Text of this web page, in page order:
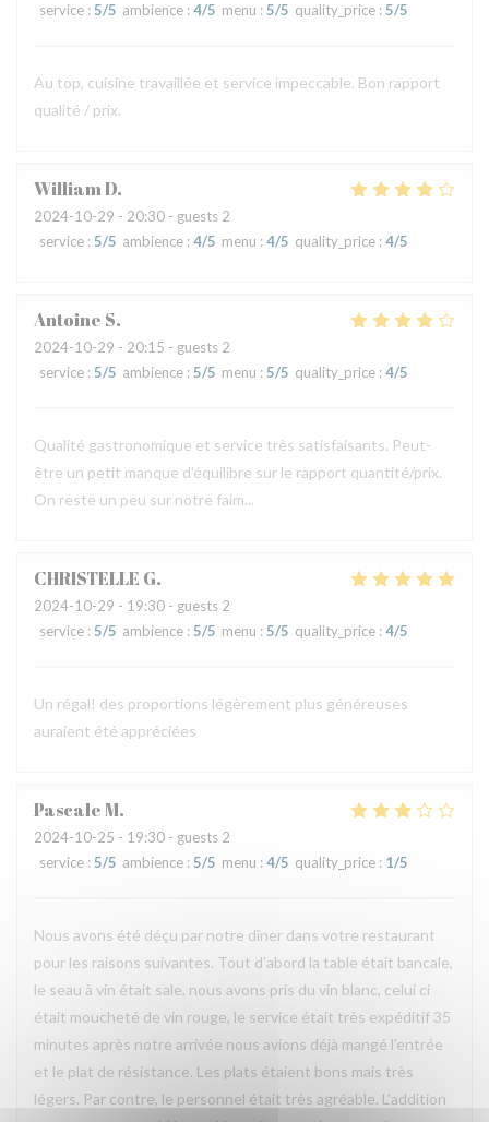
service : 5/5 ambience : 4/5 menu : 5/5 quality_price : 5/5
Au top, cuisine travaillée et service impeccable. Bon rapport
qualité / prix.
WilliamD
2024-10-29 - 20:30 - guests 2
service : 5/5 ambience : 4/5 menu : 4/5 quality_price : 4/5
Antoine S
2024-10-29 - 20:15 - guests 2
service : 5/5 ambience : 5/5 menu : 5/5 quality_price : 4/5
Qualité gastronomique et service très satisfaisants. Peut-
être un petit manque d'équilibre sur le rapport quantité/prix.
On reste un peu sur notre faim...
CHRISTELLE G
2024-10-29 - 19:30 - guests 2
service : 5/5 ambience : 5/5 menu : 5/5 quality_price : 4/5
Un régal! des proportions légèrement plus généreuses
auraient été appréciées
PascaleM
2024-10-25 - 19:30 - guests 2
service : 5/5 ambience : 5/5 menu : 4/5 quality_price : 1/5
Nous avons été déçu par notre dîner dans votre restaurant
pour les raisons suivantes. Tout d'abord la table était bancale,
le seau à vin était sale, nous avons pris du vin blanc, celui ci
était moucheté de vin rouge, le service était très expéditif 35
minutes après notre arrivée nous avions déjà mangé l'entrée
et le plat de résistance. Les plats étaient bons mais très
légers. Par contre, le personnel était très agréable. L'addition